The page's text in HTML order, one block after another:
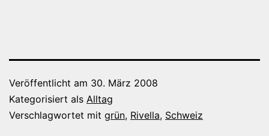
Veröffentlicht am 30. März 2008
Kategorisiert als Alltag
Verschlagwortet mit grün, Rivella, Schweiz